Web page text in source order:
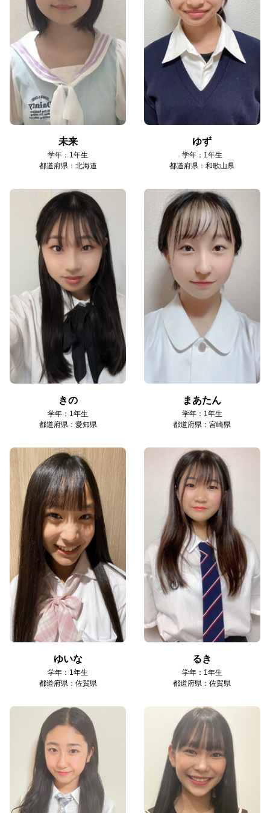
未来
学年：1年生
都道府県：北海道
ゆず
学年：1年生
都道府県：和歌山県
きの
学年：1年生
都道府県：愛知県
まあたん
学年：1年生
都道府県：宮崎県
ゆいな
学年：1年生
都道府県：佐賀県
るき
学年：1年生
都道府県：佐賀県